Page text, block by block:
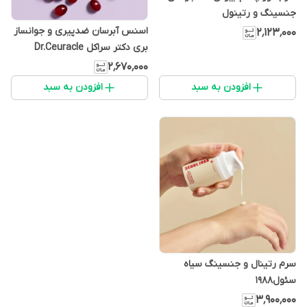
جنسینگ و رتینول
۲٬۱۲۳٬۰۰۰
افزودن به سبد
اسنس آبرسان ضدپیری و جوانساز
بری دکتر سراکل Dr.Ceuracle
Vegan active Berry First
Essence
۲٬۶۷۰٬۰۰۰
افزودن به سبد
سرم رتینال و جنسینگ سیاه
سئول1988
۳٬۹۰۰٬۰۰۰